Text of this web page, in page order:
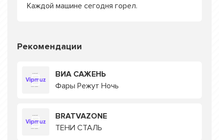
Каждой машине сегодня горел.
Рекомендации
ВИА САЖЕНЬ
Фары Режут Ночь
BRATVAZONE
ТЕНИ СТАЛЬ